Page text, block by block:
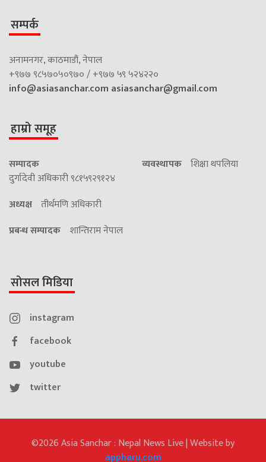
सम्पर्क
अनामनगर, काठमाडौं, नेपाल
+९७७ ९८५७०५०९७० / +९७७ ५९ ५२४२२०
info@asiasanchar.com asiasanchar@gmail.com
हाम्रो समूह
सम्पादक
दुर्गादेवी अधिकारी ९८१५९२९१२४
व्यवस्थापक शिक्षा थपलिया
अध्यक्ष तीर्थमणि अधिकारी
प्रबन्ध सम्पादक शान्तिराम नेपाल
सोसल मिडिया
instagram
facebook
youtube
twitter
©2026 Asia Sanchar : Nepal News Live | Website by
appharu.com